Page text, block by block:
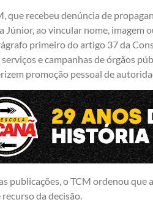
que recebeu denúncia de
ao vincular nome, imagem
primeiro do artigo 37 da
e campanhas de órgãos
promoção pessoal de
publicações, o TCM ordenou que
da decisão.